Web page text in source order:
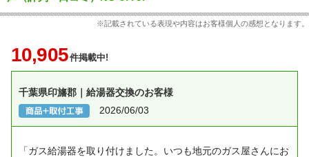
※記載されている表現や内容はお客様個人の感想となります。
10,905件掲載中!
千葉県印旛郡｜給湯器交換のお客様
2026/06/03
「ガス給湯器を取り付けました。いつも地元のガス屋さんにお